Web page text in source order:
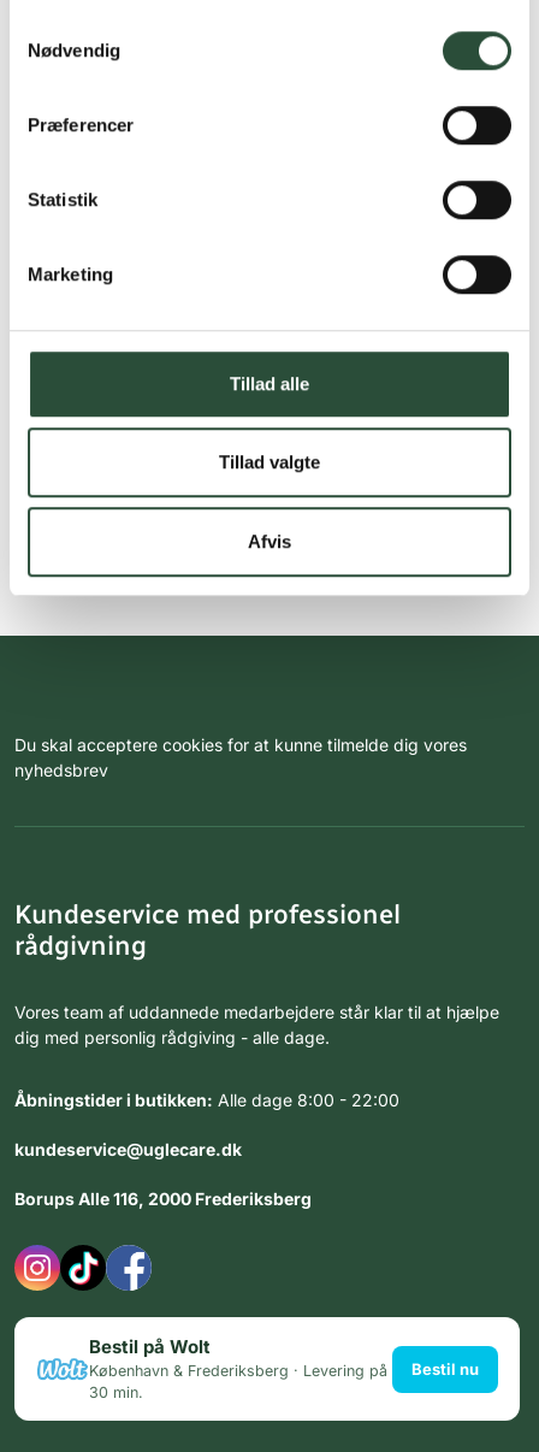
Nødvendig
Præferencer
Statistik
Marketing
Tillad alle
Tillad valgte
Afvis
Du skal acceptere cookies for at kunne tilmelde dig vores
nyhedsbrev
Kundeservice med professionel
rådgivning
Vores team af uddannede medarbejdere står klar til at hjælpe
dig med personlig rådgiving - alle dage.
Åbningstider i butikken: Alle dage 8:00 - 22:00
kundeservice@uglecare.dk
Borups Alle 116, 2000 Frederiksberg
Bestil på Wolt
København & Frederiksberg · Levering på
30 min.
Bestil nu